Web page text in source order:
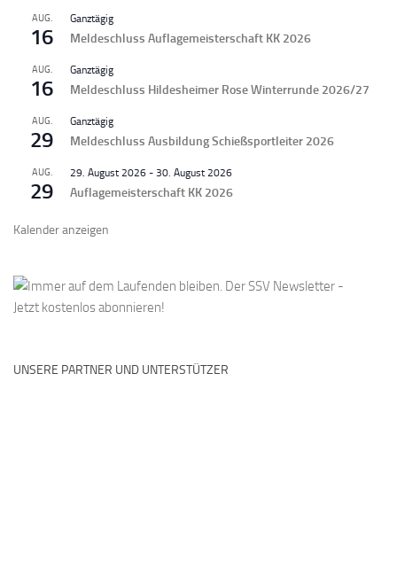
AUG.
16
Ganztägig
Meldeschluss Auflagemeisterschaft KK 2026
AUG.
16
Ganztägig
Meldeschluss Hildesheimer Rose Winterrunde 2026/27
AUG.
29
Ganztägig
Meldeschluss Ausbildung Schießsportleiter 2026
AUG.
29
29. August 2026 - 30. August 2026
Auflagemeisterschaft KK 2026
Kalender anzeigen
UNSERE PARTNER UND UNTERSTÜTZER